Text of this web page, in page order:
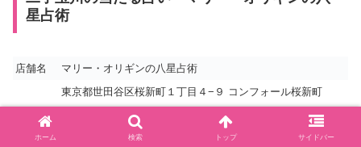
星占術
店舗名
マリー・オリギンの八星占術
東京都世田谷区桜新町１丁目４−９ コンフォール桜新町
ホーム 検索 トップ サイドバー